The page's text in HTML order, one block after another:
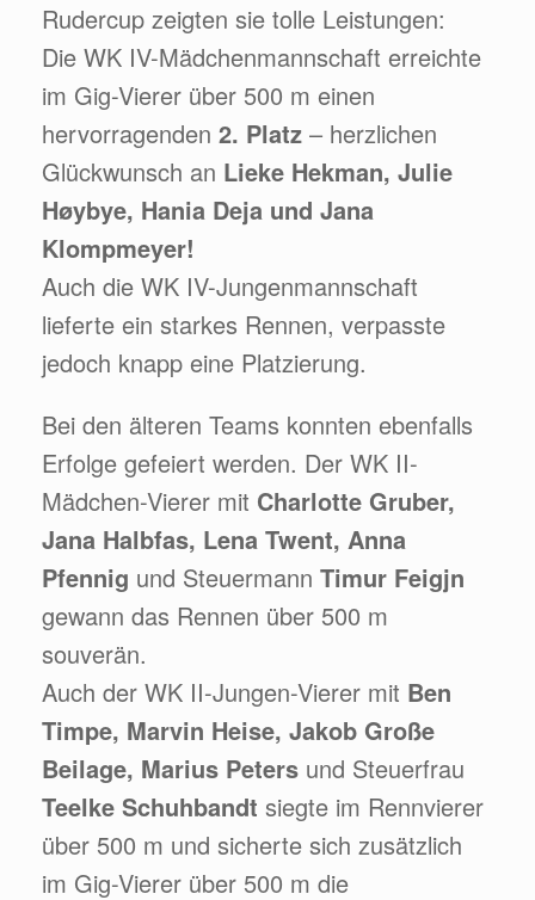
Rudercup zeigten sie tolle Leistungen:
Die WK IV-Mädchenmannschaft erreichte
im Gig-Vierer über 500 m einen
hervorragenden 2. Platz – herzlichen
Glückwunsch an Lieke Hekman, Julie
Høybye, Hania Deja und Jana
Klompmeyer!
Auch die WK IV-Jungenmannschaft
lieferte ein starkes Rennen, verpasste
jedoch knapp eine Platzierung.
Bei den älteren Teams konnten ebenfalls
Erfolge gefeiert werden. Der WK II-
Mädchen-Vierer mit Charlotte Gruber,
Jana Halbfas, Lena Twent, Anna
Pfennig und Steuermann Timur Feigjn
gewann das Rennen über 500 m
souverän.
Auch der WK II-Jungen-Vierer mit Ben
Timpe, Marvin Heise, Jakob Große
Beilage, Marius Peters und Steuerfrau
Teelke Schuhbandt siegte im Rennvierer
über 500 m und sicherte sich zusätzlich
im Gig-Vierer über 500 m die